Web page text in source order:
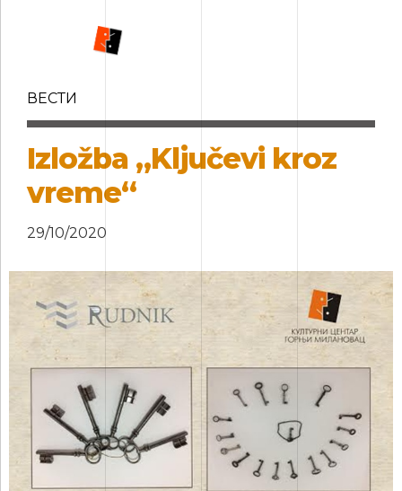
ВЕСТИ
Izložba „Ključevi kroz
vreme“
29/10/2020